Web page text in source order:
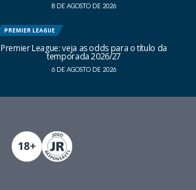
8 DE AGOSTO DE 2026
PREMIER LEAGUE
Premier League: veja as odds para o título da
temporada 2026/27
6 DE AGOSTO DE 2026